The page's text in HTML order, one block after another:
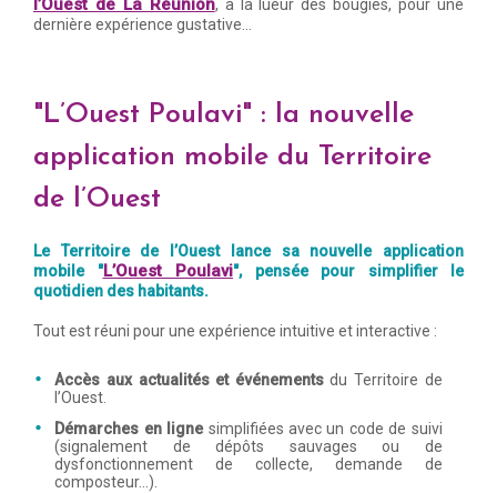
l’Ouest de La Réunion, à la lueur des bougies, pour une
dernière expérience gustative…
"L’Ouest Poulavi" : la nouvelle
application mobile du Territoire
de l’Ouest
Le Territoire de l’Ouest lance sa nouvelle application
mobile "L’Ouest Poulavi", pensée pour simplifier le
quotidien des habitants.
Tout est réuni pour une expérience intuitive et interactive :
Accès aux actualités et événementsdu Territoire de
l’Ouest.
Démarches en lignesimplifiées avec un code de suivi
(signalement de dépôts sauvages ou de
dysfonctionnement de collecte, demande de
composteur...).